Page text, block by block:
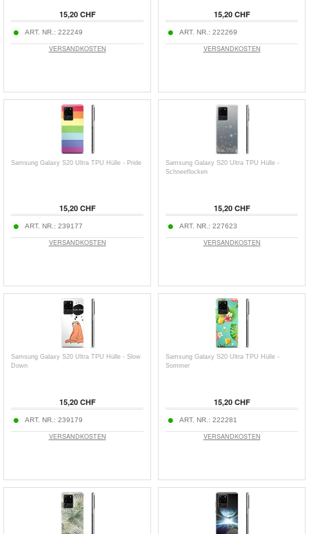
15,20 CHF
ART. NR.: 222249
VERSANDKOSTEN
15,20 CHF
ART. NR.: 222269
VERSANDKOSTEN
Samsung Galaxy S20 Ultra TPU Hülle - Pride
15,20 CHF
ART. NR.: 239177
VERSANDKOSTEN
Samsung Galaxy S20 Ultra TPU Hülle -
Schneeflocken
15,20 CHF
ART. NR.: 227623
VERSANDKOSTEN
Samsung Galaxy S20 Ultra TPU Hülle - Slow
Down
15,20 CHF
ART. NR.: 239179
VERSANDKOSTEN
Samsung Galaxy S20 Ultra TPU Hülle -
Sommer
15,20 CHF
ART. NR.: 222281
VERSANDKOSTEN